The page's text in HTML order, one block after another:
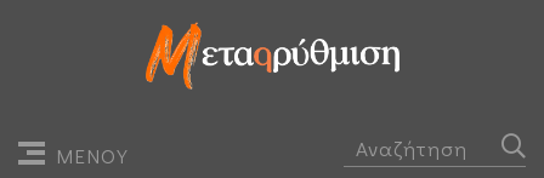
ΜΕΝΟΥ